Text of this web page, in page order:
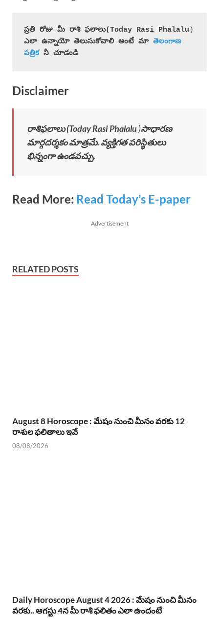
ప్రతి రోజు మీ రాశి ఫలాలు(Today Rasi Phalalu )
ఎలా ఉన్నాయో తెలుసుకోవాలి అంటే మా తెలంగాణ
పత్రిక నీ చూడండి
Disclaimer
రాశిఫలాలు (Today Rasi Phalalu)సాధారణ
మార్గదర్శకం మాత్రమే. వ్యక్తిగత పరిస్థితులు
భిన్నంగా ఉండవచ్చు.
Read More: Read Today’s E-paper
Advertisement
RELATED POSTS
August 8 Horoscope : మేషం నుంచి మీనం వరకు 12
రాశుల ఫలితాలు ఇవే
08/08/2026
Daily Horoscope August 4 2026 : మేషం నుంచి మీనం
వరకు.. ఆగస్టు 4న మీ రాశి ఫలితం ఎలా ఉందంటే